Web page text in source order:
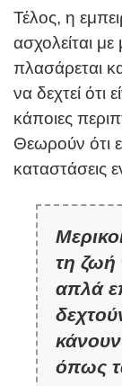
Τέλος, η
ασχολείται
πλασάρεται
να δεχτεί ότι
κάποιες
Θεωρούν ότι
καταστάσεις
τη ζωή
απλά
κάνουν
όπως